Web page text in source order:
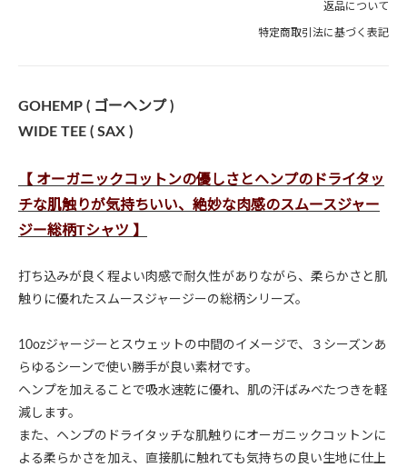
返品について
特定商取引法に基づく表記
GOHEMP ( ゴーヘンプ )
WIDE TEE ( SAX )
【 オーガニックコットンの優しさとヘンプのドライタッ
チな肌触りが気持ちいい、絶妙な肉感のスムースジャー
ジー総柄Tシャツ 】
打ち込みが良く程よい肉感で耐久性がありながら、柔らかさと肌
触りに優れたスムースジャージーの総柄シリーズ。
10ozジャージーとスウェットの中間のイメージで、３シーズンあ
らゆるシーンで使い勝手が良い素材です。
ヘンプを加えることで吸水速乾に優れ、肌の汗ばみべたつきを軽
減します。
また、ヘンプのドライタッチな肌触りにオーガニックコットンに
よる柔らかさを加え、直接肌に触れても気持ちの良い生地に仕上